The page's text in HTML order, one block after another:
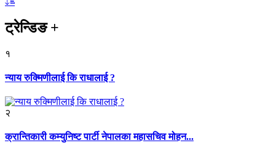
ट्रेन्डिङ+
१
न्याय रुक्मिणीलाई कि राधालाई ?
२
क्रान्तिकारी कम्युनिष्ट पार्टी नेपालका महासचिव मोहन...